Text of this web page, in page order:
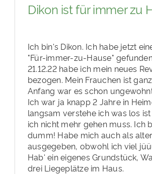
Dikon ist für immer zu
Ich bin's Dikon. Ich habe jetzt
"Für-immer-zu-Hause"
21.12.22 habe ich mein neues
bezogen. Mein Frauchen ist
Anfang war es schon
Ich war ja knapp 2 Jahre in
langsam verstehe ich was los
ich nicht mehr gehen muss. Ich
dumm! Habe mich auch als
ausgegeben, obwohl ich viel
Hab' ein eigenes Grundstück,
drei Liegeplätze im Haus.